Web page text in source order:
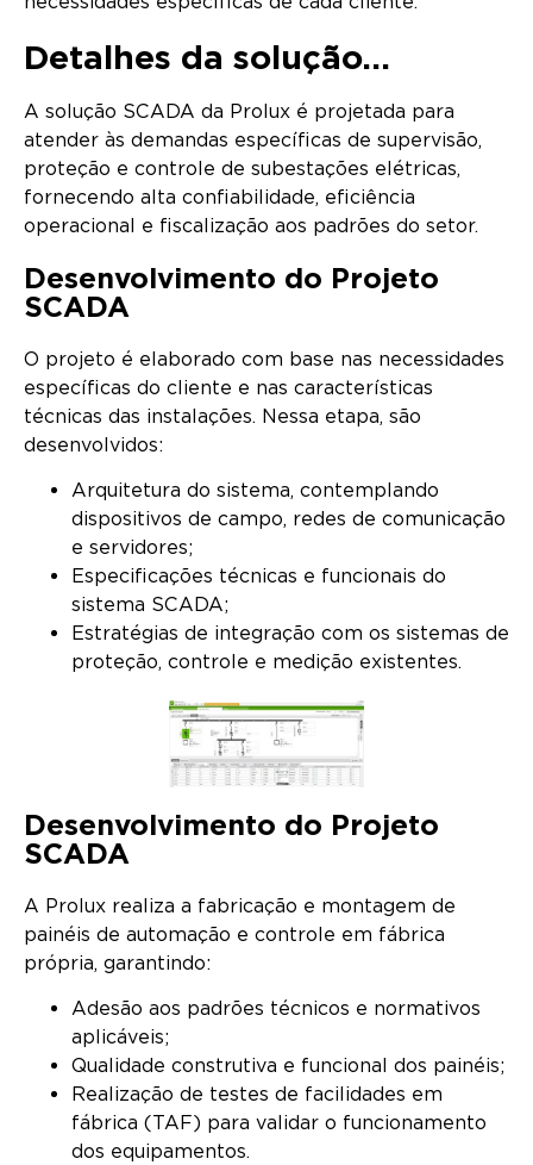
Detalhes da solução...
A solução SCADA da Prolux é projetada para
atender às demandas específicas de supervisão,
proteção e controle de subestações elétricas,
fornecendo alta confiabilidade, eficiência
operacional e fiscalização aos padrões do setor.
Desenvolvimento do Projeto
SCADA
O projeto é elaborado com base nas necessidades
específicas do cliente e nas características
técnicas das instalações. Nessa etapa, são
desenvolvidos:
Arquitetura do sistema, contemplando
dispositivos de campo, redes de comunicação
e servidores;
Especificações técnicas e funcionais do
sistema SCADA;
Estratégias de integração com os sistemas de
proteção, controle e medição existentes.
Desenvolvimento do Projeto
SCADA
A Prolux realiza a fabricação e montagem de
painéis de automação e controle em fábrica
própria, garantindo:
Adesão aos padrões técnicos e normativos
aplicáveis;
Qualidade construtiva e funcional dos painéis;
Realização de testes de facilidades em
fábrica (TAF) para validar o funcionamento
dos equipamentos.